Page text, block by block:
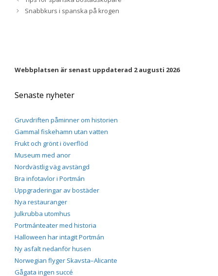
Snabbkurs i spanska på krogen
Webbplatsen är senast uppdaterad 2 augusti 2026
Senaste nyheter
Gruvdriften påminner om historien
Gammal fiskehamn utan vatten
Frukt och grönt i överflöd
Museum med anor
Nordvästlig väg avstängd
Bra infotavlor i Portmán
Uppgraderingar av bostäder
Nya restauranger
Julkrubba utomhus
Portmánteater med historia
Halloween har intagit Portmán
Ny asfalt nedanför husen
Norwegian flyger Skavsta–Alicante
Gågata ingen succé